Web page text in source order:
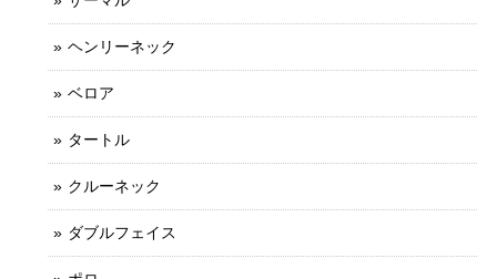
ヘンリーネック
ベロア
タートル
クルーネック
ダブルフェイス